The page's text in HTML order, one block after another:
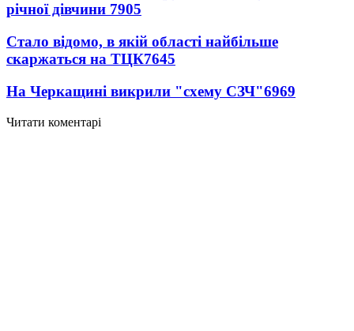
річної дівчини 7905
Стало відомо, в якій області найбільше
скаржаться на ТЦК7645
На Черкащині викрили "схему СЗЧ"6969
Читати коментарі